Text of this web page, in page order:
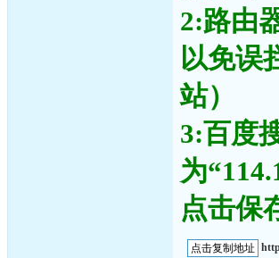
2:路由
以免误
站）
3:百度
为
点击保